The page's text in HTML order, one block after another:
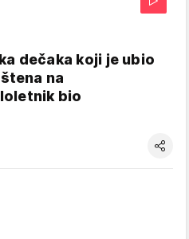
dečaka koji je ubio
na
bio